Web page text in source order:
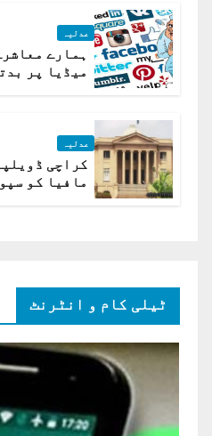
عدلیہ
ہمارے
میڈیا پر
عدلیہ
کراچی
مافیا کو
ٹیلی کام و انٹرنٹ